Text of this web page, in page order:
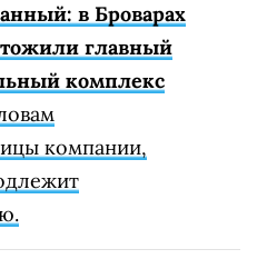
в Броварах
главный
комплекс
компании,